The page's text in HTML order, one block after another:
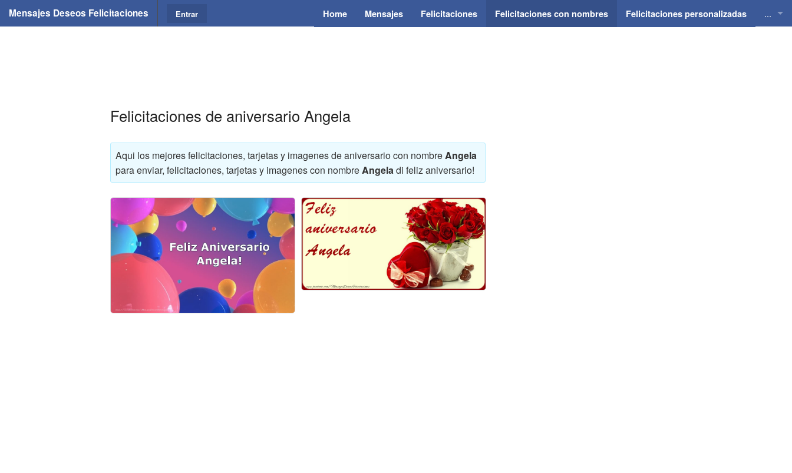
Mensajes Deseos Felicitaciones Home Mensajes Felicitaciones Felicitaciones con nombres Felicitaciones personalizadas ...
Entrar
Felicitaciones de aniversario Angela
Aqui los mejores felicitaciones, tarjetas y imagenes de aniversario con nombre Angela
para enviar, felicitaciones, tarjetas y imagenes con nombre Angela di feliz aniversario!